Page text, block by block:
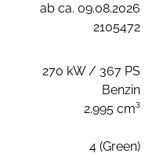
ab ca. 09.08.2026
2105472
270 kW / 367 PS
Benzin
2.995 cm³
4 (Green)